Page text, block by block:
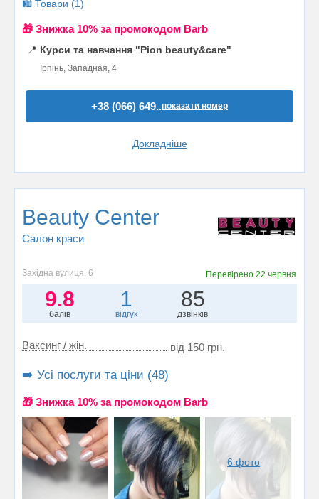
🛍️ Товари (1)
🎁 Знижка 10% за промокодом Barb
📍 Курси та навчання "Pion beauty&care"
Ірпінь, Западная, 4
+38 (066) 649..показати номер
Докладніше
Beauty Center
Салон краси
Західна вулиця, 6 Перевірено22 червня
9.8
балів
1
відгук
85
дзвінків
Ваксинг / жін. від 150 грн.
➡️ Усі послуги та ціни (48)
🎁 Знижка 10% за промокодом Barb
6 фото